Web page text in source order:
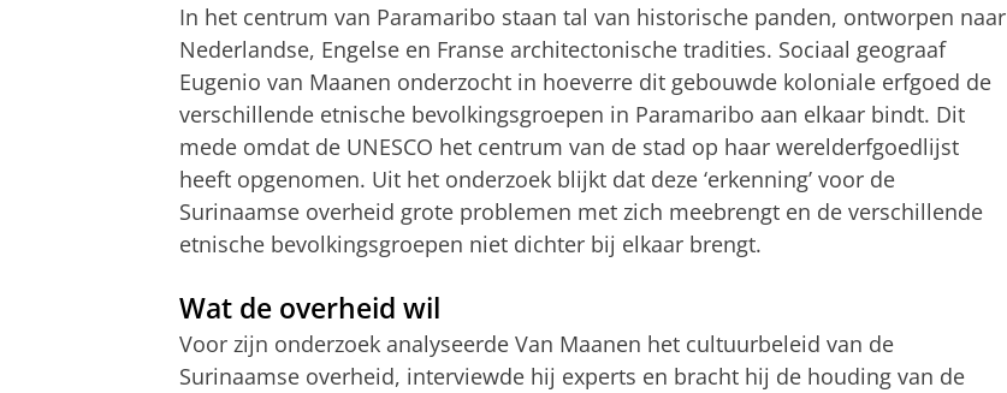
In het centrum van Paramaribo staan tal van historische panden, ontworpen naar
Nederlandse, Engelse en Franse architectonische tradities. Sociaal geograaf
Eugenio van Maanen onderzocht in hoeverre dit gebouwde koloniale erfgoed de
verschillende etnische bevolkingsgroepen in Paramaribo aan elkaar bindt. Dit
mede omdat de UNESCO het centrum van de stad op haar werelderfgoedlijst
heeft opgenomen. Uit het onderzoek blijkt dat deze ‘erkenning’ voor de
Surinaamse overheid grote problemen met zich meebrengt en de verschillende
etnische bevolkingsgroepen niet dichter bij elkaar brengt.
Wat de overheid wil
Voor zijn onderzoek analyseerde Van Maanen het cultuurbeleid van de
Surinaamse overheid, interviewde hij experts en bracht hij de houding van de